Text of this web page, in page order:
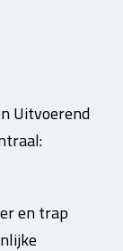
Uitvoerend
en trap